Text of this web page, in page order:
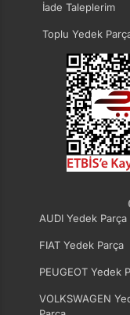
İade Taleplerim
Toplu Yedek
AUDI Yedek Parça
FIAT Yedek Parça
PEUGEOT Yedek
VOLKSWAGEN